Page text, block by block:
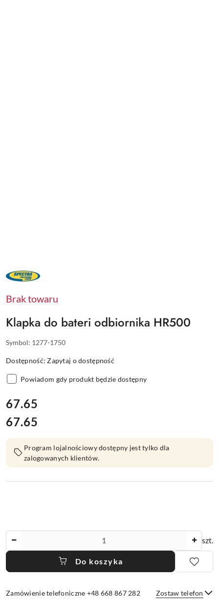
NAZWA
PRODUCENTA:
Brak towaru
Klapka do bateri odbiornika HR500
Symbol: 1277-1750
Dostępność:Zapytaj o dostępność
Powiadom gdy produkt będzie dostępny
cena:
67.65
Cena:
67.65
Program lojalnościowy dostępny jest tylko dla
zalogowanych klientów.
szt.
Do koszyka
Zamówienie telefoniczne +48 668 867 282 Zostaw telefon